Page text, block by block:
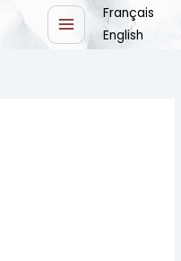
Français
English